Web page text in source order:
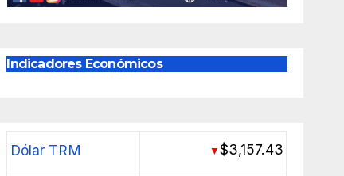
Indicadores Económicos
Dólar TRM ▼$3,157.43